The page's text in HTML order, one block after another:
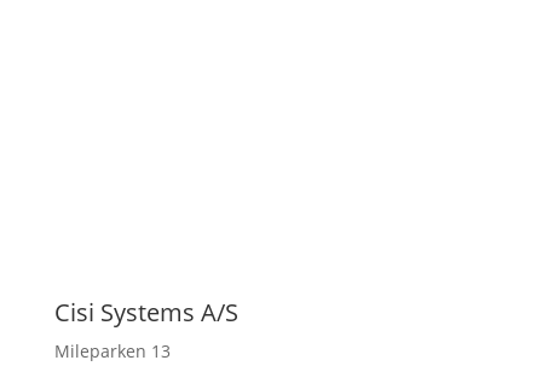
Cisi Systems A/S
Mileparken 13